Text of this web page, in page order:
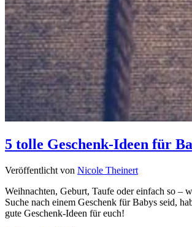
5 tolle Geschenk-Ideen für
Veröffentlicht von Nicole Theinert
Weihnachten, Geburt, Taufe oder einfach so –
Suche nach einem Geschenk für Babys seid,
gute Geschenk-Ideen für euch!